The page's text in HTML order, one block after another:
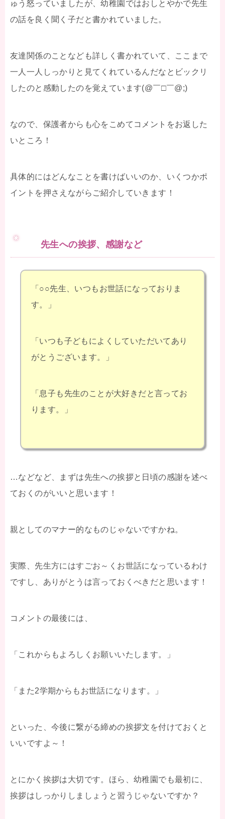
ゅう怒っていましたが、幼稚園ではおしとやかで先生
の話を良く聞く子だと書かれていました。
友達関係のことなども詳しく書かれていて、ここまで
一人一人しっかりと見てくれているんだなとビックリ
したのと感動したのを覚えています(@￣□￣@;)
なので、保護者からも心をこめてコメントをお返した
いところ！
具体的にはどんなことを書けばいいのか、いくつかポ
イントを押さえながらご紹介していきます！
先生への挨拶、感謝など
「○○先生、いつもお世話になっておりま
す。」
「いつも子どもによくしていただいてあり
がとうございます。」
「息子も先生のことが大好きだと言ってお
ります。」
…などなど、まずは先生への挨拶と日頃の感謝を述べ
ておくのがいいと思います！
親としてのマナー的なものじゃないですかね。
実際、先生方にはすごお～くお世話になっているわけ
ですし、ありがとうは言っておくべきだと思います！
コメントの最後には、
「これからもよろしくお願いいたします。」
「また2学期からもお世話になります。」
といった、今後に繋がる締めの挨拶文を付けておくと
いいですよ～！
とにかく挨拶は大切です。ほら、幼稚園でも最初に、
挨拶はしっかりしましょうと習うじゃないですか？